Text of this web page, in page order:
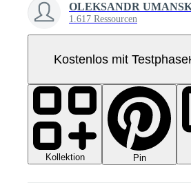
OLEKSANDR
1.617 Ressourcen
Kostenlos mit Testphase
Kollektion Pin